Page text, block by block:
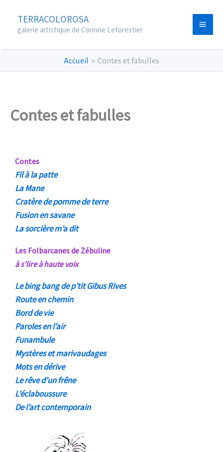
contenu
TERRACOLOROSA
galerie artistique de Corinne Leforestier
Accueil Contes et fabulles
Contes et fabulles
Contes
Fil à la patte
La Mane
Cratère de pomme de terre
Fusion en savane
La sorcière m’a dit
Les Folbarcanes de Zébuline
à s’lire à haute voix
Le bing bang de p’tit Gibus Rives
Route en chemin
Bord de vie
Paroles en l’air
Funambule
Mystères et marivaudages
Mots en dérive
Le rêve d’un frêne
L’éclaboussure
De l’art contemporain